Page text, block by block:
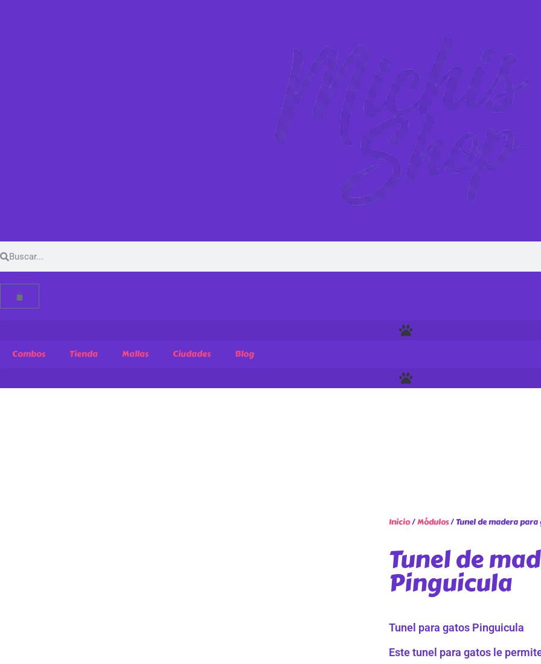
Combos Tienda Mallas Ciudades Blog
Inicio/Módulos/ Tunel de madera
Tunel de
Pinguicula
Tunel para gatos Pinguicula
Este tunel para gatos le